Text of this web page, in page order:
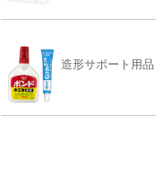
造形サポート用品